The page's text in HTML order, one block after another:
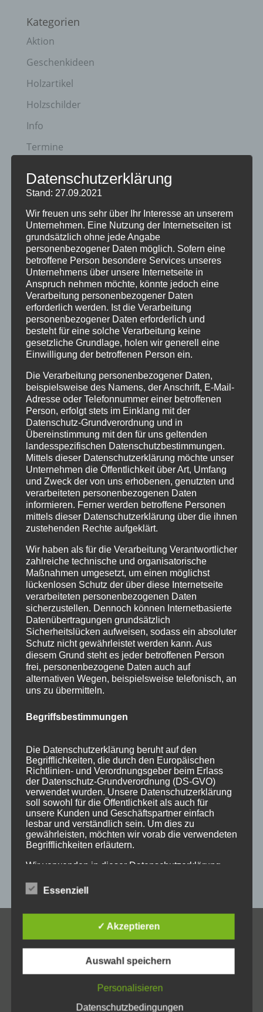
Kategorien
Aktion
Geschenkideen
Holzartikel
Holzschilder
Info
Termine
Archiv
April 2023
Januar 2021
Juli 2020
März 2018
Dezember 2017
März 2017
November 2016
August 2016
Juni 2016
Mai 2016
März 2016
Februar 2016
Januar 2016
November 2015
September 2015
August 2015
Juli 2015
Juni 2015
Schlagworte
allgäu Allgäuer Festwoche allgäuer holzschilder
angebote aus holz ausstellung bayern echtholz
einzelanfertigungen firmenschilder gelasert
geschenk geschenkartikel
holz holzartikel holzbearbeitung
holzschild holzschilder holzwaren individuell
kempten laser lasergravur lasergravuren messe
messestand post schild schilder schilder aus holz
sulzberg weihnachten weihnachtsgeschenke
weihnachtsmarkt werbeartikel werbemittel
werbeschilder werbung _horizontal
KONTAKT
Allgäuer Holzschilder
Datenschutzerklärung
Stand: 27.09.2021
Wir freuen uns sehr über Ihr Interesse an unserem
Unternehmen. Eine Nutzung der Internetseiten ist
grundsätzlich ohne jede Angabe
personenbezogener Daten möglich. Sofern eine
betroffene Person besondere Services unseres
Unternehmens über unsere Internetseite in
Anspruch nehmen möchte, könnte jedoch eine
Verarbeitung personenbezogener Daten
erforderlich werden. Ist die Verarbeitung
personenbezogener Daten erforderlich und
besteht für eine solche Verarbeitung keine
gesetzliche Grundlage, holen wir generell eine
Einwilligung der betroffenen Person ein.
Die Verarbeitung personenbezogener Daten,
beispielsweise des Namens, der Anschrift, E-Mail-
Adresse oder Telefonnummer einer betroffenen
Person, erfolgt stets im Einklang mit der
Datenschutz-Grundverordnung und in
Übereinstimmung mit den für uns geltenden
landesspezifischen Datenschutzbestimmungen.
Mittels dieser Datenschutzerklärung möchte unser
Unternehmen die Öffentlichkeit über Art, Umfang
und Zweck der von uns erhobenen, genutzten und
verarbeiteten personenbezogenen Daten
informieren. Ferner werden betroffene Personen
mittels dieser Datenschutzerklärung über die ihnen
zustehenden Rechte aufgeklärt.
Wir haben als für die Verarbeitung Verantwortlicher
zahlreiche technische und organisatorische
Maßnahmen umgesetzt, um einen möglichst
lückenlosen Schutz der über diese Internetseite
verarbeiteten personenbezogenen Daten
sicherzustellen. Dennoch können Internetbasierte
Datenübertragungen grundsätzlich
Sicherheitslücken aufweisen, sodass ein absoluter
Schutz nicht gewährleistet werden kann. Aus
diesem Grund steht es jeder betroffenen Person
frei, personenbezogene Daten auch auf
alternativen Wegen, beispielsweise telefonisch, an
uns zu übermitteln.
Begriffsbestimmungen
Die Datenschutzerklärung beruht auf den
Begrifflichkeiten, die durch den Europäischen
Richtlinien- und Verordnungsgeber beim Erlass
der Datenschutz-Grundverordnung (DS-GVO)
verwendet wurden. Unsere Datenschutzerklärung
soll sowohl für die Öffentlichkeit als auch für
unsere Kunden und Geschäftspartner einfach
lesbar und verständlich sein. Um dies zu
gewährleisten, möchten wir vorab die verwendeten
Begrifflichkeiten erläutern.
Wir verwenden in dieser Datenschutzerklärung
a) personenbezogene Daten
Personenbezogene Daten sind alle Informationen,
die sich auf eine identifizierte oder identifizierbare
Person") beziehen. Als identifizierbar wird eine
indirekt, insbesondere mittels Zuordnung zu einer
Essenziell
✓ Akzeptieren
Auswahl speichern
Personalisieren
Datenschutzbedingungen